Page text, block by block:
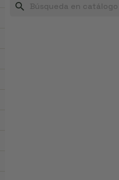
search